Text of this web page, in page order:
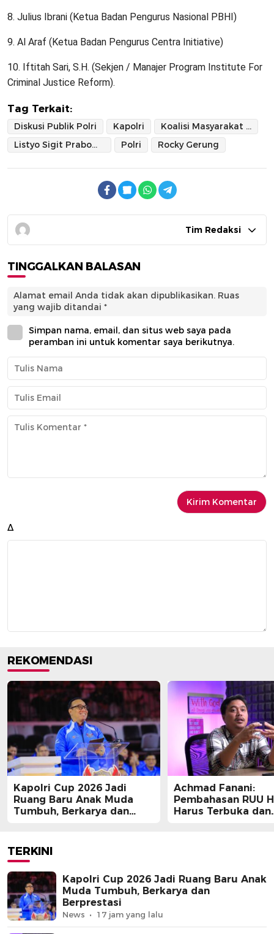
8. Julius Ibrani (Ketua Badan Pengurus Nasional PBHI)
9. Al Araf (Ketua Badan Pengurus Centra Initiative)
10. Iftitah Sari, S.H. (Sekjen / Manajer Program Institute For
Criminal Justice Reform).
Tag Terkait:
Diskusi Publik Polri Kapolri
Koalisi Masyarakat Sipil
Listyo Sigit Prabowo
Polri Rocky Gerung
Tim Redaksi
TINGGALKAN BALASAN
Alamat email Anda tidak akan dipublikasikan. Ruas
yang wajib ditandai *
Simpan nama, email, dan situs web saya pada
peramban ini untuk komentar saya berikutnya.
Δ
REKOMENDASI
Kapolri Cup 2026 Jadi
Ruang Baru Anak Muda
Tumbuh, Berkarya dan
Achmad Fanani:
Pembahasan RUU
Harus Terbuka dan
TERKINI
Kapolri Cup 2026 Jadi Ruang Baru Anak
Muda Tumbuh, Berkarya dan
Berprestasi
News 17 jam yang lalu